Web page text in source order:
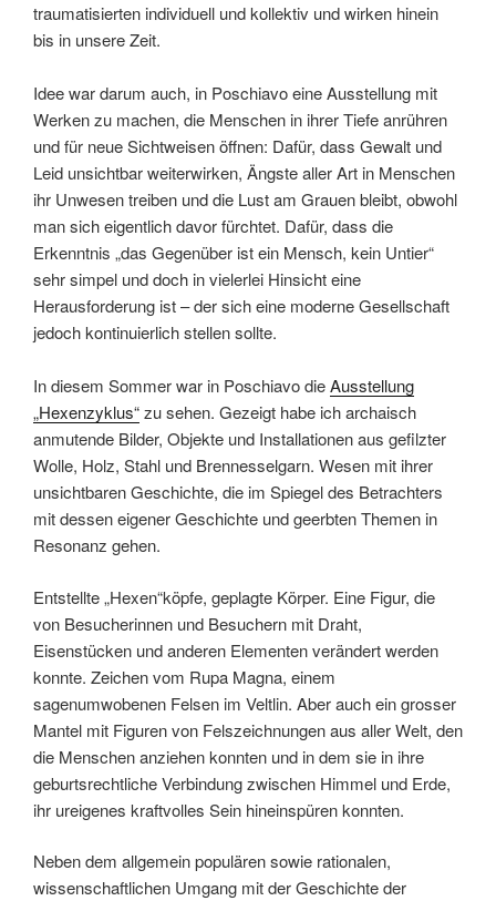
traumatisierten individuell und kollektiv und wirken hinein
bis in unsere Zeit.
Idee war darum auch, in Poschiavo eine Ausstellung mit
Werken zu machen, die Menschen in ihrer Tiefe anrühren
und für neue Sichtweisen öffnen: Dafür, dass Gewalt und
Leid unsichtbar weiterwirken, Ängste aller Art in Menschen
ihr Unwesen treiben und die Lust am Grauen bleibt, obwohl
man sich eigentlich davor fürchtet. Dafür, dass die
Erkenntnis „das Gegenüber ist ein Mensch, kein Untier“
sehr simpel und doch in vielerlei Hinsicht eine
Herausforderung ist – der sich eine moderne Gesellschaft
jedoch kontinuierlich stellen sollte.
In diesem Sommer war in Poschiavo dieAusstellung
„Hexenzyklus“zu sehen. Gezeigt habe ich archaisch
anmutende Bilder, Objekte und Installationen aus gefilzter
Wolle, Holz, Stahl und Brennesselgarn. Wesen mit ihrer
unsichtbaren Geschichte, die im Spiegel des Betrachters
mit dessen eigener Geschichte und geerbten Themen in
Resonanz gehen.
Entstellte „Hexen“köpfe, geplagte Körper. Eine Figur, die
von Besucherinnen und Besuchern mit Draht,
Eisenstücken und anderen Elementen verändert werden
konnte. Zeichen vom Rupa Magna, einem
sagenumwobenen Felsen im Veltlin. Aber auch ein grosser
Mantel mit Figuren von Felszeichnungen aus aller Welt, den
die Menschen anziehen konnten und in dem sie in ihre
geburtsrechtliche Verbindung zwischen Himmel und Erde,
ihr ureigenes kraftvolles Sein hineinspüren konnten.
Neben dem allgemein populären sowie rationalen,
wissenschaftlichen Umgang mit der Geschichte der